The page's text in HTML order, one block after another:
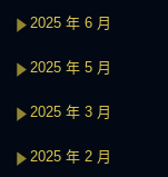
2025 年 6 月
2025 年 5 月
2025 年 3 月
2025 年 2 月